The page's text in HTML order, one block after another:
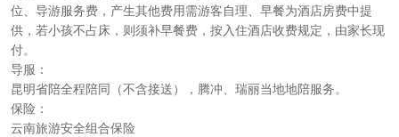
位、导游服务费，产生其他费用需游客自理、早餐为酒店房费中提
供，若小孩不占床，则须补早餐费，按入住酒店收费规定，由家长现
付。
导服：
昆明省陪全程陪同（不含接送），腾冲、瑞丽当地地陪服务。
保险：
云南旅游安全组合保险